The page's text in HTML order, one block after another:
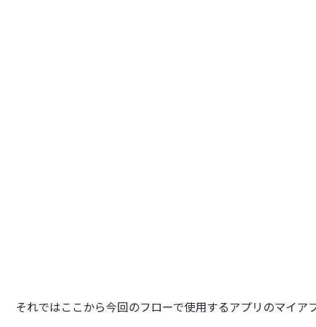
それではここから今回のフローで使用するアプリのマイア